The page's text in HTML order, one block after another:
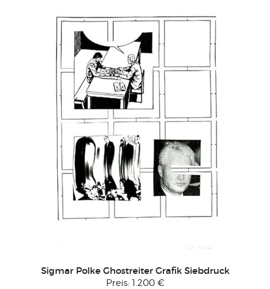
Sigmar Polke Ghostreiter Grafik Siebdruck
Preis: 1.200 €